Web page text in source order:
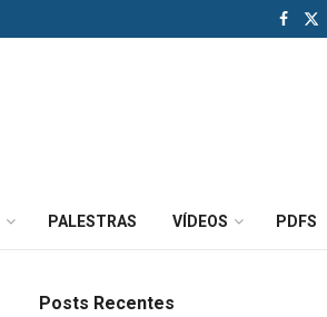
PALESTRAS VÍDEOS PDFS
Posts Recentes